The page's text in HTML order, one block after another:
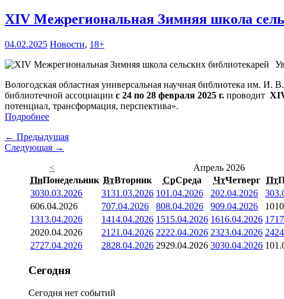
XIV Межрегиональная Зимняя школа
04.02.2025 Новости, 18+
Вологодская областная универсальная научная библиотека им.
библиотечной ассоциации с 24 по 28 февраля 2025 г. проводит
потенциал, трансформация, перспектива».
Подробнее
← Предыдущая
Следующая →
<
Апрель 2026
ПнПонедельник ВтВторник СрСреда ЧтЧетверг Пт
3030.03.2026 3131.03.2026 101.04.2026 202.04.2026 3
606.04.2026 707.04.2026 808.04.2026 909.04.2026 10
1313.04.2026 1414.04.2026 1515.04.2026 1616.04.2026 17
2020.04.2026 21 21.04.2026 2222.04.2026 2323.04.2026 24
2727.04.2026 2828.04.2026 2929.04.2026 3030.04.2026 1
Сегодня
Сегодня нет событий